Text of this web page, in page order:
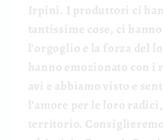
Irpini. I produttori ci
tantissime cose, ci
l’orgoglio e la forza del
hanno emozionato con i
avi e abbiamo visto e
l’amore per le loro
territorio.